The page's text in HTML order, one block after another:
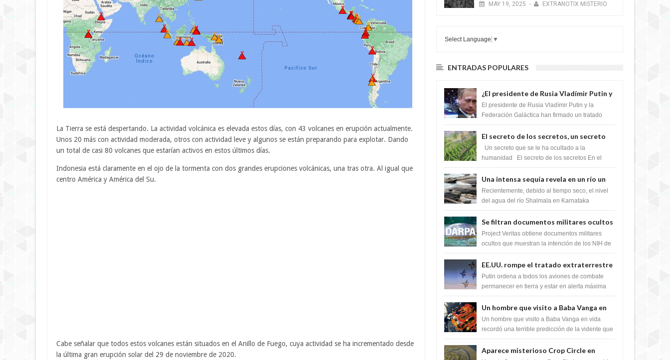
La Tierra se está despertando. La actividad volcánica es elevada estos días, con 43 volcanes en erupción actualmente.
Unos 20 más con actividad moderada, otros con actividad leve y algunos se están preparando para explotar. Dando
un total de casi 80 volcanes que estarían activos en estos últimos días.
Indonesia está claramente en el ojo de la tormenta con dos grandes erupciones volcánicas, una tras otra. Al igual que
centro América y América del Su.
Cabe señalar que todos estos volcanes están situados en el Anillo de Fuego, cuya actividad se ha incrementado desde
la última gran erupción solar del 29 de noviembre de 2020.
MAY 19, 2025 - EXTRANOTIX MISTERIO
Select Language ▼
ENTRADAS POPULARES
¿El presidente de Rusia Vladímir Putin y
la Federación Galactica han firmado un
tratado para acabar con los Sionistas?
El presidente de Rusia Vladímir Putin y la
Federación Galáctica han firmado un tratado
Si...
El secreto de los secretos, un secreto
que cambiaría por completo el destino
de la humanidad
Un secreto que se le ha ocultado a la
humanidad El secreto de los secretos En el
m...
Una intensa sequía revela en un río un
impresionante hallazgo de miles de
Shiva Lingas
Recientemente, debido al tiempo seco, el nivel
del agua del río Shalmala en Karnataka
Shiv...
Se filtran documentos militares ocultos
que muestran la intención de los NIH de
crear el SARS-CoV-2, utilizando la
Project Veritas obtiene documentos militares
ocultos que muestran la intención de los NIH de
EE.UU. rompe el tratado extraterrestre
y se prepara para destruir el misterioso
satélite "Caballero Negro"
Putin ordena a todos los aviones de combate
permanecer en tierra y estar en alerta máxima
el ...
Un hombre que visito a Baba Vanga en
vida recordó la terrible predicción de la
vidente para febrero de 2022.
Un hombre que visito a Baba Vanga en vida
recordó una terrible predicción de la vidente que
pron...
Aparece misterioso Crop Circle en